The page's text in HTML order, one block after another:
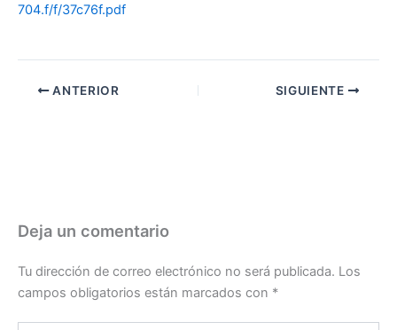
704.f/f/37c76f.pdf
ANTERIOR SIGUIENTE
Deja un comentario
Tu dirección de correo electrónico no será publicada. Los
campos obligatorios están marcados con *